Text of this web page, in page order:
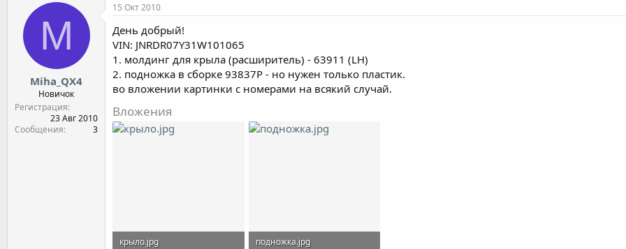
M
Miha_QX4
Новичок
Регистрация
23 Авг 2010
Сообщения
3
15 Окт 2010
День добрый!
VIN: JNRDR07Y31W101065
1. молдинг для крыла (расширитель) - 63911 (LH)
2. подножка в сборке 93837Р - но нужен только пластик.
во вложении картинки с номерами на всякий случай.
Вложения
крыло.jpg
подножка.jpg